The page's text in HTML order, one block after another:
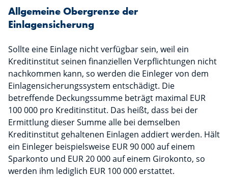
Allgemeine Obergrenze der
Einlagensicherung
Sollte eine Einlage nicht verfügbar sein, weil ein
Kreditinstitut seinen finanziellen Verpflichtungen nicht
nachkommen kann, so werden die Einleger von dem
Einlagensicherungssystem entschädigt. Die
betreffende Deckungssumme beträgt maximal EUR
100 000 pro Kreditinstitut. Das heißt, dass bei der
Ermittlung dieser Summe alle bei demselben
Kreditinstitut gehaltenen Einlagen addiert werden. Hält
ein Einleger beispielsweise EUR 90 000 auf einem
Sparkonto und EUR 20 000 auf einem Girokonto, so
werden ihm lediglich EUR 100 000 erstattet.